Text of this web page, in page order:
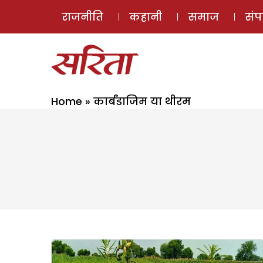
राजनीति कहानी समाज
Home » कार्बंडाजिम या थीरम